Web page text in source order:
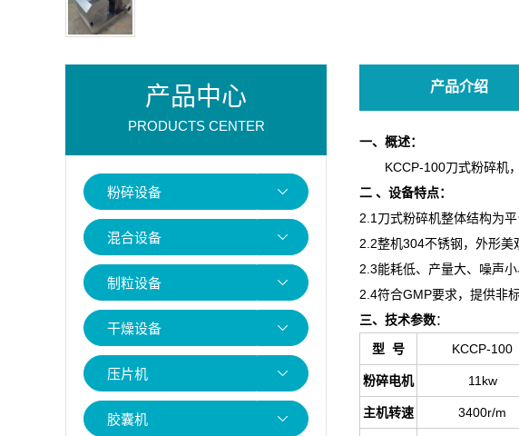
产品中心
PRODUCTS CENTER
粉碎设备
混合设备
制粒设备
干燥设备
压片机
胶囊机
产品介绍
一、概述：
KCCP-100刀式粉碎机，
二 、设备特点：
2.1 刀式粉碎机整体结构为
2.2整机304不锈钢，外形美
2.3能耗低、产量大、噪声小
2.4符合GMP要求，提供非
三、技术参数：
型 号
KCCP-100
粉碎电机 11kw
主机转速 3400r/m